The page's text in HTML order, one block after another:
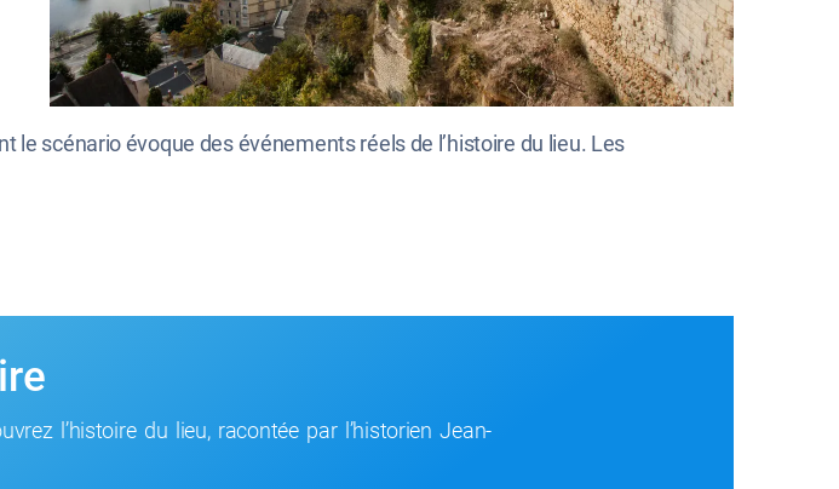
scénario évoque des événements réels de l’histoire du lieu. Les
l’histoire du lieu, racontée par l’historien Jean-